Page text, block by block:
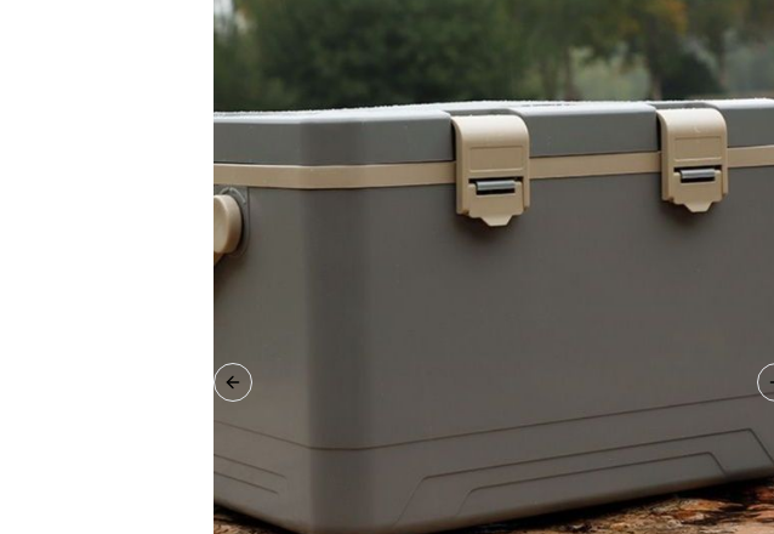
Previous slide